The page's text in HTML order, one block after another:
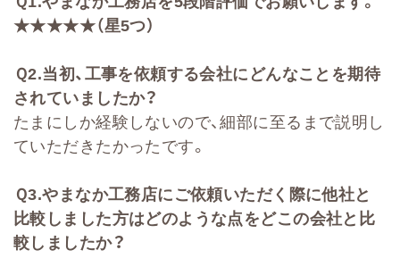
★★★★★（星5つ）
Ｑ2.当初、工事を依頼する会社にどんなことを期待
されていましたか？
たまにしか経験しないので、細部に至るまで説明し
ていただきたかったです。
Ｑ3.やまなか工務店にご依頼いただく際に他社と
比較しました方はどのような点をどこの会社と比
較しましたか？